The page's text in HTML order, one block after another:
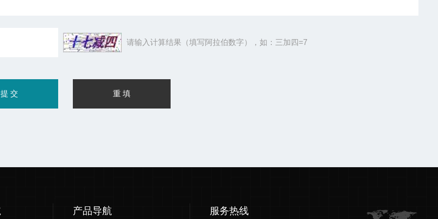
请输入计算结果（填写阿拉伯数字），如：三加四=7
产品导航 服务热线